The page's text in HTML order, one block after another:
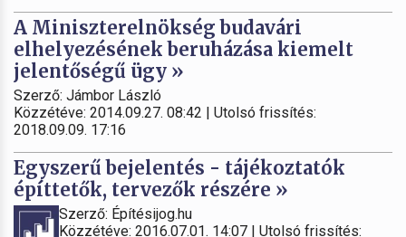
A Miniszterelnökség budavári
elhelyezésének beruházása kiemelt
jelentőségű ügy »
Szerző: Jámbor László
Közzétéve: 2014.09.27. 08:42 | Utolsó frissítés:
2018.09.09. 17:16
Egyszerű bejelentés - tájékoztatók
építtetők, tervezők részére »
Szerző: Építésijog.hu
Közzétéve: 2016.07.01. 14:07 | Utolsó frissítés: